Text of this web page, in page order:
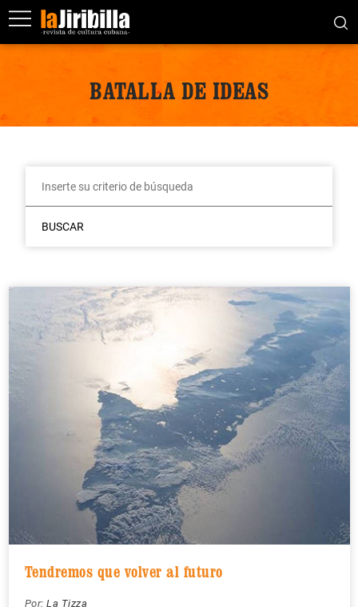
BATALLA DE IDEAS
BUSCAR
Tendremos que volver al futuro
Por: La Tizza